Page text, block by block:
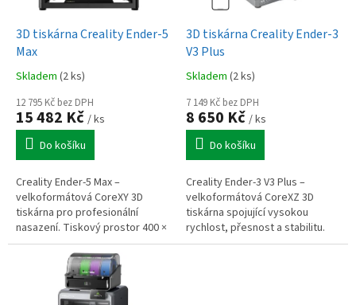
3D tiskárna Creality Ender-5
Max
Skladem (2 ks)
12 795 Kč bez DPH
15 482 Kč / ks
Do košíku
Creality Ender-5 Max –
velkoformátová CoreXY 3D
tiskárna pro profesionální
nasazení. Tiskový prostor 400 ×
400 × 400 mm, rychlost až 700
mm/s, zrychlení 20 000 mm/s2,
36bodové...
3D tiskárna Creality Ender-3
V3 Plus
Skladem (2 ks)
7 149 Kč bez DPH
8 650 Kč / ks
Do košíku
Creality Ender-3 V3 Plus –
velkoformátová CoreXZ 3D
tiskárna spojující vysokou
rychlost, přesnost a stabilitu.
Tiskový prostor 300 × 300 × 330